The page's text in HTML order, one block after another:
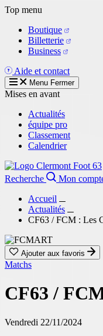
Aller
contenu
principal
Top menu
Boutique
Billetterie
Business
Aide et contact
Menu Fermer
Mises en avant
Actualités
équipe pro
Classement
Calendrier
Recherche
Mon
Accueil
Actualités
CF63 / FCM : Les
Ajouter aux favoris
Matchs
CF63 /
Vendredi 22/11/2024